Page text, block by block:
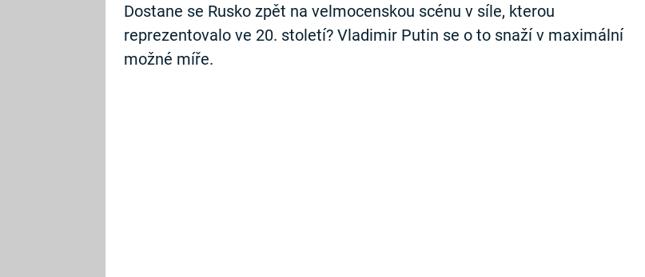
Dostane se Rusko zpět na velmocenskou scénu v síle, kterou
reprezentovalo ve 20. století? Vladimir Putin se o to snaží v maximální
možné míře.